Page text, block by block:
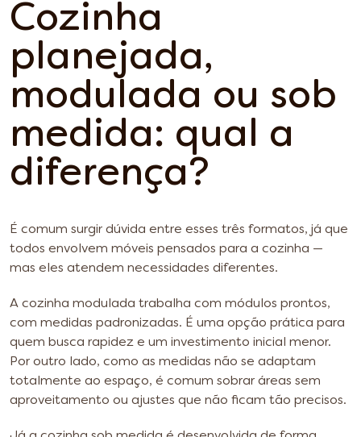
Cozinha
planejada,
modulada ou sob
medida: qual a
diferença?
É comum surgir dúvida entre esses três formatos, já que
todos envolvem móveis pensados para a cozinha —
mas eles atendem necessidades diferentes.
A cozinha modulada trabalha com módulos prontos,
com medidas padronizadas. É uma opção prática para
quem busca rapidez e um investimento inicial menor.
Por outro lado, como as medidas não se adaptam
totalmente ao espaço, é comum sobrar áreas sem
aproveitamento ou ajustes que não ficam tão precisos.